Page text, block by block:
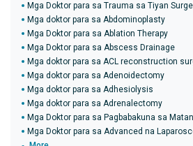
Mga Doktor para sa Trauma sa Tiyan
Mga doktor para sa Abdominoplasty
Mga Doktor para sa Ablation Therapy
Mga Doktor para sa Abscess Drainage
Mga doktor para sa ACL reconstruction
Mga doktor para sa Adenoidectomy
Mga doktor para sa Adhesiolysis
Mga doktor para sa Adrenalectomy
Mga Doktor para sa Pagbabakuna sa
Mga Doktor para sa Advanced na